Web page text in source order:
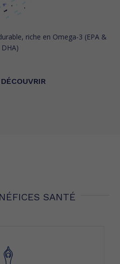
riche en Omega-3 (EPA &
DHA)
DÉCOUVRIR
SANTÉ